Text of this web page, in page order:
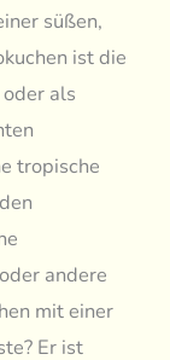
süßen,
ist die
als
tropische
andere
mit einer
Er ist